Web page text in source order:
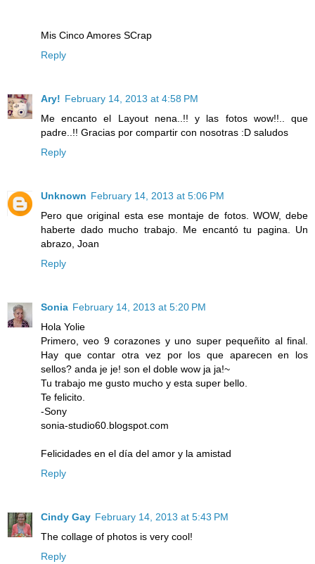
Mis Cinco Amores SCrap
Reply
Ary! February 14, 2013 at 4:58 PM
Me encanto el Layout nena..!! y las fotos wow!!.. que
padre..!! Gracias por compartir con nosotras :D saludos
Reply
Unknown February 14, 2013 at 5:06 PM
Pero que original esta ese montaje de fotos. WOW, debe
haberte dado mucho trabajo. Me encantó tu pagina. Un
abrazo, Joan
Reply
Sonia February 14, 2013 at 5:20 PM
Hola Yolie
Primero, veo 9 corazones y uno super pequeñito al final.
Hay que contar otra vez por los que aparecen en los
sellos? anda je je! son el doble wow ja ja!~
Tu trabajo me gusto mucho y esta super bello.
Te felicito.
-Sony
sonia-studio60.blogspot.com
Felicidades en el día del amor y la amistad
Reply
Cindy Gay February 14, 2013 at 5:43 PM
The collage of photos is very cool!
Reply